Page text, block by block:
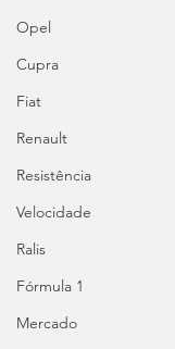
Opel
Cupra
Fiat
Renault
Resistência
Velocidade
Ralis
Fórmula 1
Mercado